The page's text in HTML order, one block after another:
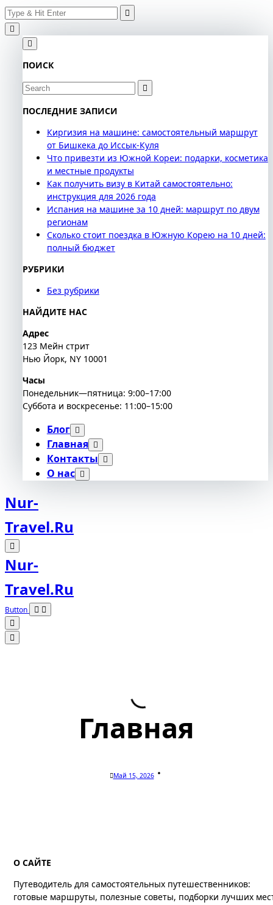
Skip
to
content
Search
for:
ПОИСК
Search
for:
ПОСЛЕДНИЕ ЗАПИСИ
Киргизия на машине: самостоятельный маршрут
от Бишкека до Иссык-Куля
Что привезти из Южной Кореи: подарки, косметика
и местные продукты
Как получить визу в Китай самостоятельно:
инструкция для 2026 года
Испания на машине за 10 дней: маршрут по двум
регионам
Сколько стоит поездка в Южную Корею на 10 дней:
полный бюджет
РУБРИКИ
Без рубрики
НАЙДИТЕ НАС
Адрес
123 Мейн стрит
Нью Йорк, NY 10001
Часы
Понедельник—пятница: 9:00–17:00
Суббота и воскресенье: 11:00–15:00
Блог
Главная
Контакты
О нас
Nur-
Travel.ru
Nur-
Travel.ru
Button
Главная
Май 15, 2026
О САЙТЕ
Путеводитель для самостоятельных путешественников:
готовые маршруты, полезные советы, подборки лучших